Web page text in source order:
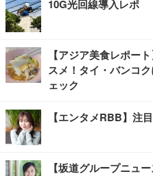
10G光回線導入レポ
【アジア美食レポー
スメ！タイ・バンコ
ェック
【エンタメRBB】注
【坂道グループニュ